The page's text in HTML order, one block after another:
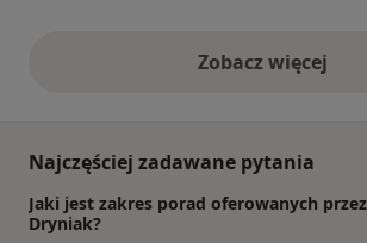
Zobacz więcej
opinie
Najczęściej zadawane pytania
Jaki jest zakres porad oferowanych
Dryniak?